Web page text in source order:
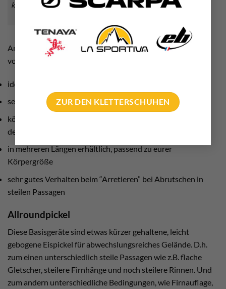
ZUR DEN KLETTERSCHUHEN
klassisches Hochtouren Modell. Langer Schaft, Kopf aus Stahl
Ansonsten teilen sich alle Hochtouren Produkte diese
vorteilhaften Eigenschaften:
ideal als “Stock”
sehr gut zum Schlagen von Stufen
können perfekt als “Toter Mann”, auch T-Anker genannt bei
der
in mehreren Längen erhältlich, passend zu eurer
Körpergröße
sehr gutes Verhalten beim “Arretieren” bei Abrutschen in
steilen Passagen
Allroundpickel
Diese Basisgeräte sind etwas kürzer gehaltene, leicht
gebogene Eispickel für abwechslungsreiches Gelände. D.h.
zum einen unterschiedlich steile Passagen wie z.B. flache
Gletscher, steilere Firnhänge und noch steilere Rinnen. Und
zum andern unterschiedliche Bedingungen, wie Firnauflage,